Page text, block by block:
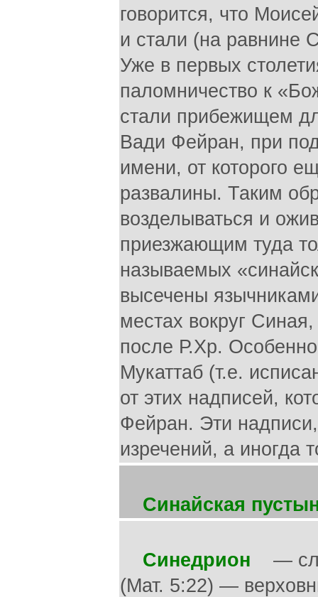
говорится, что
и стали (на равнине
Уже в первых
паломничество к
стали прибежищем
Вади Фейран, при
имени, от которого
развалины. Таким
возделываться и
приезжающим туда
называемых
высечены
местах вокруг
после Р.Хр.
Мукаттаб (т.е.
от этих надписей,
Фейран. Эти
изречений, а иногда
Синайская
Синедрион —
(Мат. 5:22) —